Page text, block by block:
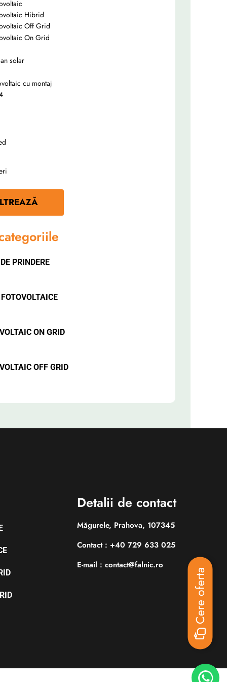
Hibrid
Off Grid
On Grid
solar
cu montaj
PRINDERE
ON GRID
OFF GRID
Detalii de contact
Măgurele, Prahova, 107345
Contact : +40 729 633 025
E-mail : contact@falnic.ro
Cere oferta